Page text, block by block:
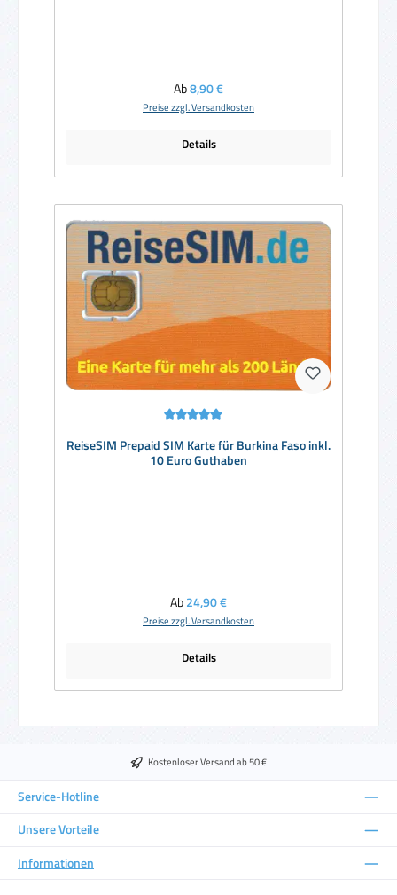
Regulärer Preis:
Ab8,90 €
Preise zzgl. Versandkosten
Details
ReiseSIM Prepaid SIM Karte für Burkina Faso inkl.
10 Euro Guthaben
Regulärer Preis:
Ab24,90 €
Preise zzgl. Versandkosten
Details
Kostenloser Versand ab 50 €
Service-Hotline
Unsere Vorteile
Informationen